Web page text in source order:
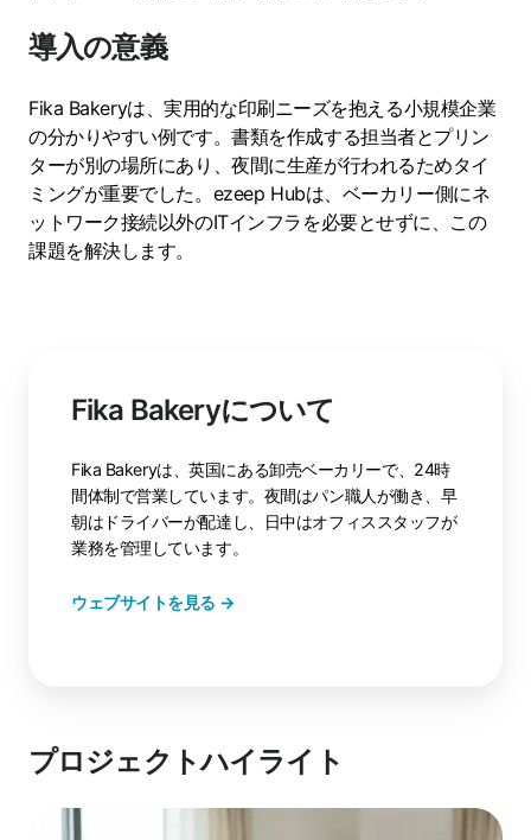
導入の意義
Fika Bakeryは、実用的な印刷ニーズを抱える小規模企業
の分かりやすい例です。書類を作成する担当者とプリン
ターが別の場所にあり、夜間に生産が行われるためタイ
ミングが重要でした。ezeep Hubは、ベーカリー側にネ
ットワーク接続以外のITインフラを必要とせずに、この
課題を解決します。
Fika Bakeryについて
Fika Bakeryは、英国にある卸売ベーカリーで、24時
間体制で営業しています。夜間はパン職人が働き、早
朝はドライバーが配達し、日中はオフィススタッフが
業務を管理しています。
ウェブサイトを見る →
プロジェクトハイライト